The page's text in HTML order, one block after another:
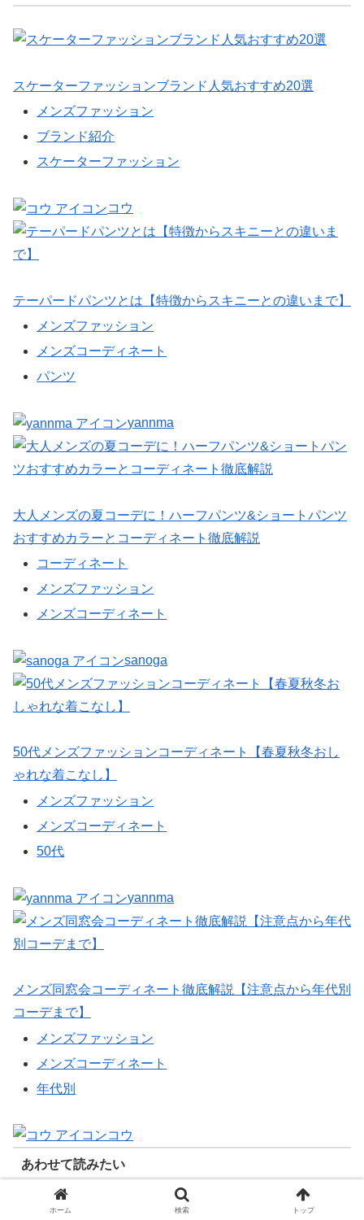
スケーターファッションブランド人気おすすめ20選
メンズファッション
ブランド紹介
スケーターファッション
コウ
テーパードパンツとは【特徴からスキニーとの違いまで】
メンズファッション
メンズコーディネート
パンツ
yannma
大人メンズの夏コーデに！ハーフパンツ&ショートパンツ
おすすめカラーとコーディネート徹底解説
コーディネート
メンズファッション
メンズコーディネート
sanoga
50代メンズファッションコーディネート【春夏秋冬おし
ゃれな着こなし】
メンズファッション
メンズコーディネート
50代
yannma
メンズ同窓会コーディネート徹底解説【注意点から年代別
コーデまで】
メンズファッション
メンズコーディネート
年代別
コウ
あわせて読みたい
ホーム 検索 トップ